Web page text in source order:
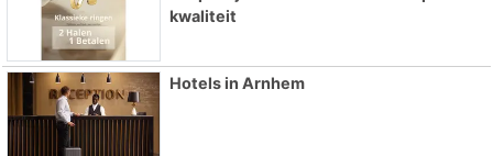
kwaliteit
Hotels in Arnhem